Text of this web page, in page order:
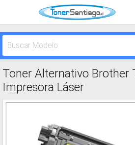
Toner Alternativo Brother
Impresora Láser